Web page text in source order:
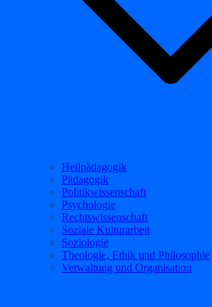
Heilpädagogik
Pädagogik
Politikwissenschaft
Psychologie
Rechtswissenschaft
Soziale Kulturarbeit
Soziologie
Theologie, Ethik und Philosophie
Verwaltung und Organisation